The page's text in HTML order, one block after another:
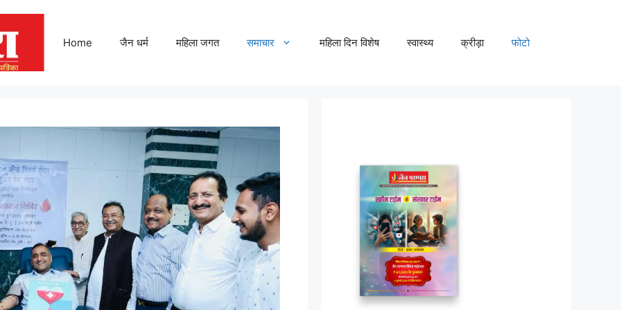
Home जैन धर्म महिला जगत समाचार महिला दिन विशेष स्वास्थ्य क्रीड़ा फोटो